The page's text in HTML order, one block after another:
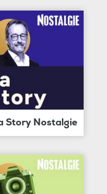
Story Nostalgie